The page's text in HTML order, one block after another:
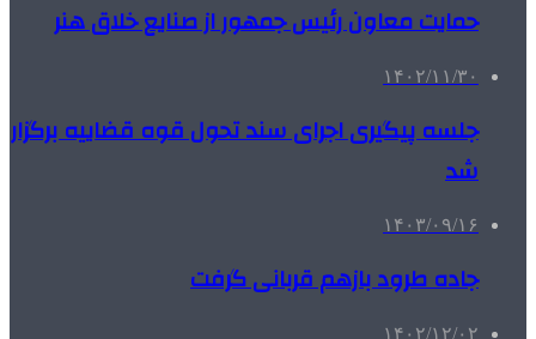
حمایت معاون رئیس جمهور از صنایع خلاق هنر
۱۴۰۲/۱۱/۳۰
جلسه پیگیری اجرای سند تحول قوه قضاییه برگزار
شد
۱۴۰۳/۰۹/۱۶
جاده طرود بازهم قربانی گرفت
۱۴۰۲/۱۲/۰۲